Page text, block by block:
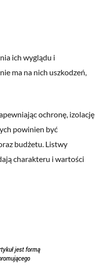
ich wyglądu i
ma na nich uszkodzeń,
ochronę, izolację
powinien być
budżetu. Listwy
charakteru i wartości